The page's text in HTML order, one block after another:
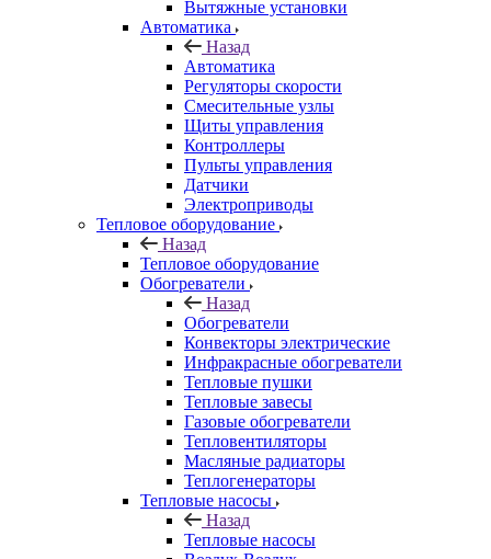
Вытяжные установки
Автоматика
Назад
Автоматика
Регуляторы скорости
Смесительные узлы
Щиты управления
Контроллеры
Пульты управления
Датчики
Электроприводы
Тепловое оборудование
Назад
Тепловое оборудование
Обогреватели
Назад
Обогреватели
Конвекторы электрические
Инфракрасные обогреватели
Тепловые пушки
Тепловые завесы
Газовые обогреватели
Тепловентиляторы
Масляные радиаторы
Теплогенераторы
Тепловые насосы
Назад
Тепловые насосы